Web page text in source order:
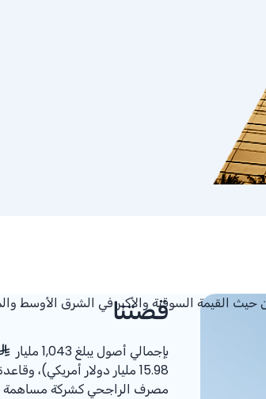
قصتنا
بإجمالي أصول يبلغ 1,043 مليار
مصرف الراجحي كشركة مساهمة